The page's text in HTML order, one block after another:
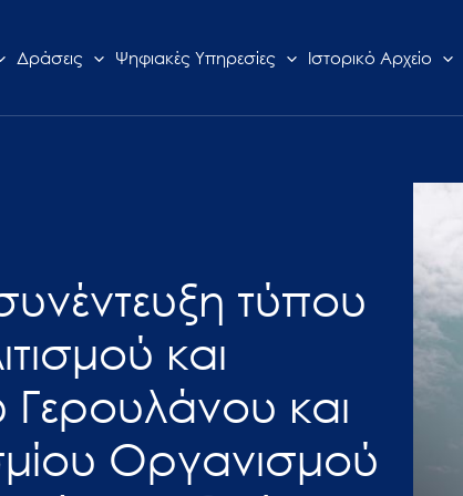
Δράσεις Ψηφιακές Υπηρεσίες Ιστορικό Αρχείο
τύπου
και
και
Οργανισμού